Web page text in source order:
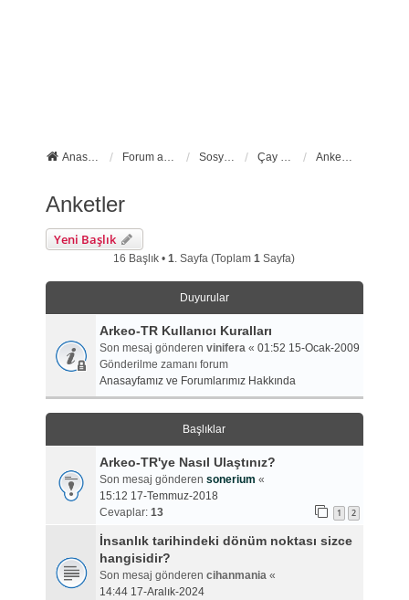
Anasayfa Forum ana sayfa Sosyal Forumlarımız Çay Molası Anketler
Anketler
Yeni Başlık
16 Başlık •1. Sayfa (Toplam1 Sayfa)
Duyurular
Arkeo-TR Kullanıcı Kuralları
Son mesaj gönderen vinifera« 01:52 15-Ocak-2009
Gönderilme zamanı forum
Anasayfamız ve Forumlarımız Hakkında
Başlıklar
Arkeo-TR'ye Nasıl Ulaştınız?
Son mesaj gönderen sonerium «
15:12 17-Temmuz-2018
Cevaplar: 13 1 2
İnsanlık tarihindeki dönüm noktası sizce
hangisidir?
Son mesaj gönderen cihanmania«
14:44 17-Aralık-2024